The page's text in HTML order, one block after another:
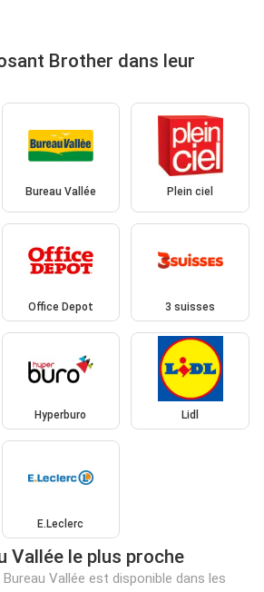
Brother dans leur
Bureau Vallée Plein ciel
Office Depot 3 suisses
Hyperburo Lidl
E.Leclerc
Vallée le plus proche
Vallée est disponible dans les